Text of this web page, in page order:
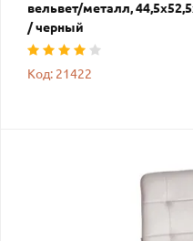
вельвет/металл,
/ черный
Код: 21422